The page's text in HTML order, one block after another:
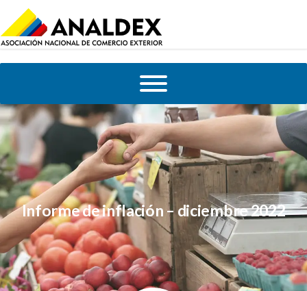
Informe de inflación – diciembre 2022